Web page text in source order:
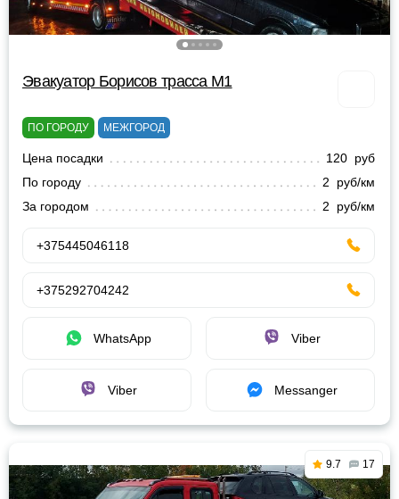
Эвакуатор Борисов трасса М1
ПО ГОРОДУ МЕЖГОРОД
Цена посадки
120 руб
По городу
2 руб/км
За городом
2 руб/км
+375445046118
+375292704242
WhatsApp Viber
Viber Messanger
9.7 17